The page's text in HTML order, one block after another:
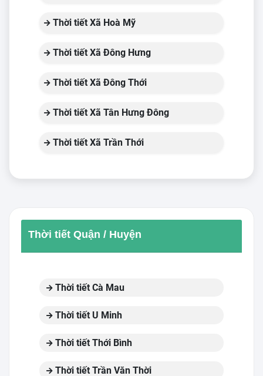
Thời tiết Xã Hoà Mỹ
Thời tiết Xã Đông Hưng
Thời tiết Xã Đông Thới
Thời tiết Xã Tân Hưng Đông
Thời tiết Xã Trần Thới
Thời tiết Quận / Huyện
Thời tiết Cà Mau
Thời tiết U Minh
Thời tiết Thới Bình
Thời tiết Trần Văn Thời